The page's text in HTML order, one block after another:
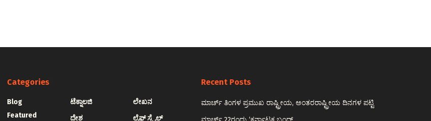
Categories
Blog
Featured
ಟೆಕ್ನಾಲಜಿ
ದೇಶ
ಲೇಖನ
ಲೈಫ್ ಸ್ಟೈಲ್
Recent Posts
ಮಾರ್ಚ್ ತಿಂಗಳ ಪ್ರಮುಖ ರಾಷ್ಟ್ರೀಯ, ಅಂತರರಾಷ್ಟ್ರೀಯ ದಿನಗಳ ಪಟ್ಟಿ